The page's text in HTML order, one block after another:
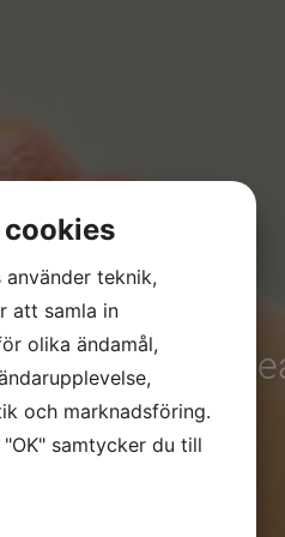
SkinCare &
din favoritbehandling!
teknik,
att samla in
olika ändamål,
och marknadsföring.
samtycker du till